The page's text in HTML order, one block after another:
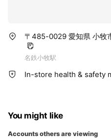
〒485-0029 愛知県 小牧
名鉄小牧駅
In-store health & safety
You might like
Accounts others are viewing